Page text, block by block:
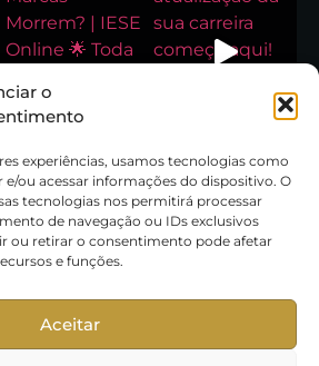
o
experiências, usamos tecnologias como
e/ou acessar informações do dispositivo. O
tecnologias nos permitirá processar
de navegação ou IDs exclusivos
ou retirar o consentimento pode afetar
e funções.
Aceitar